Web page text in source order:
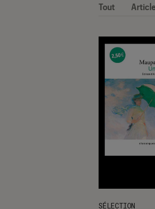
Tout
SÉLECTION